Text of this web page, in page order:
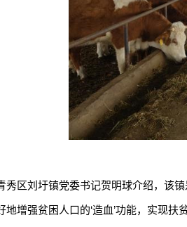
刘圩镇党委书记贺明球介绍，该镇
地增强贫困人口的‘造血’功能，实现